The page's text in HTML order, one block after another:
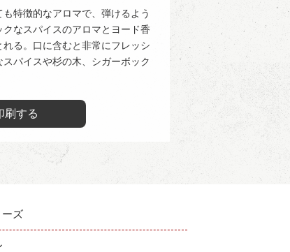
特徴的なアロマで、弾けるよう
なスパイスのアロマとヨード香
る。口に含むと非常にフレッシ
パイスや杉の木、シガーボック
刷する
ーズ